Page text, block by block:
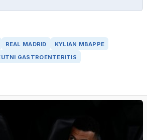
REAL MADRID
KYLIAN MBAPPE
GASTROENTERITIS